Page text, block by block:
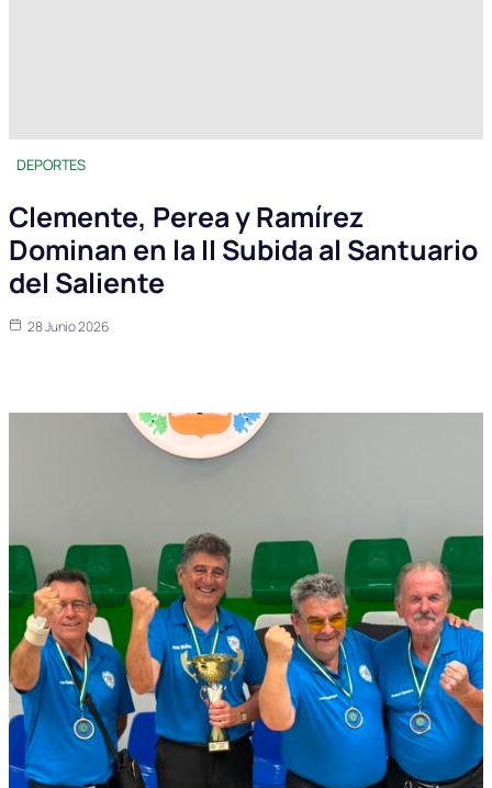
DEPORTES
Clemente, Perea y Ramírez
Dominan en la II Subida al Santuario
del Saliente
28 Junio 2026